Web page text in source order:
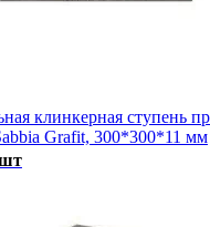
клинкерная ступень
Grafit, 300*300*11 мм